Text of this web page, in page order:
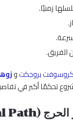
زمنيًا.
الفريق.
بروجكتو
تحكمًا أكبر في